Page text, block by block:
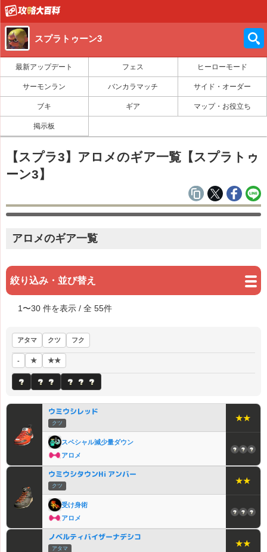
スプラトゥーン3
最新アップデート フェス ヒーローモード
サーモンラン バンカラマッチ サイド・オーダー
ブキ ギア マップ・お役立ち
掲示板
【スプラ3】アロメのギア一覧【スプラトゥ
ーン3】
アロメのギア一覧
絞り込み・並び替え
1 〜30 件を表示 / 全 55件
アタマ クツ フク
- ★ ★★
ウミウシレッド
クツ
スペシャル減少量ダウン
アロメ
★★
ウミウシタウンHi アンバー
クツ
受け身術
アロメ
★★
ノベルティバイザーナデシコ
アタマ
★★